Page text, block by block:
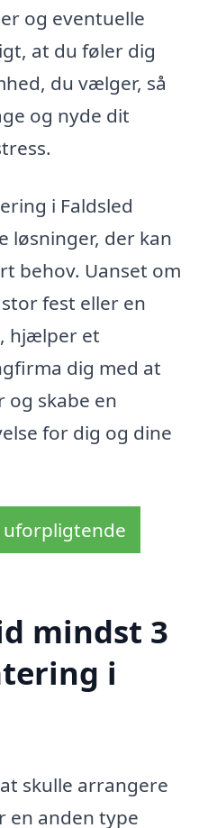
og eventuelle
at du føler dig
du vælger, så
og nyde dit
i Faldsled
løsninger, der kan
behov. Uanset om
fest eller en
hjælper et
dig med at
og skabe en
for dig og dine
uforpligtende
mindst 3
i
skulle arrangere
en anden type